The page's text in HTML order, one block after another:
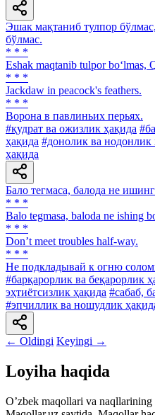
Эшак мақтаниб тулпор
бўлмас.
* * *
Eshak maqtanib tulpor bo‘lmas,
* * *
Jackdaw in peacock's feathers.
* * *
Ворона в павлиньих перьях.
#қудрат ва ожизлик ҳақида
ҳақида #донолик ва нодонлик
ҳақида
Бало тегмаса, балода не
* * *
Balo tegmasa, baloda ne ishing
* * *
Don’t meet troubles half-way.
* * *
He подкладывай к огню
#барқарорлик ва беқарорлик
эҳтиётсизлик ҳақида #сабаб,
#эпчиллик ва ношудлик
← Oldingi Keyingi →
Loyiha haqida
Oʼzbek maqollari va naqllarining